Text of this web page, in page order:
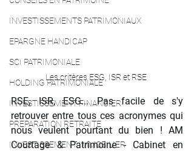
INVESTISSEMENTS PATRIMONIAUX
EPARGNE HANDICAP
SCI PATRIMONIALE
HOLDING PATRIMONIALE
INVESTISSEMENT FINANCIER
PREPARATION RETRAITE
INVESTISSEMENT IMMOBILIER
Les critères ESG, ISR et RSE
RSE, ISR, ESG... Pas facile de s'y
retrouver entre tous ces acronymes qui
nous veulent pourtant du bien ! AM
Courtage & Patrimoine - Cabinet en